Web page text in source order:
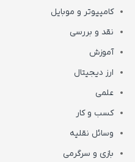
کامپیوتر و موبایل
نقد و بررسی
آموزش
ارز دیجیتال
علمی
کسب و کار
وسائل نقلیه
بازی و سرگرمی